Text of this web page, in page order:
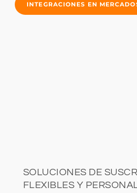
INTEGRACIONES EN
SOLUCIONES DE
FLEXIBLES Y